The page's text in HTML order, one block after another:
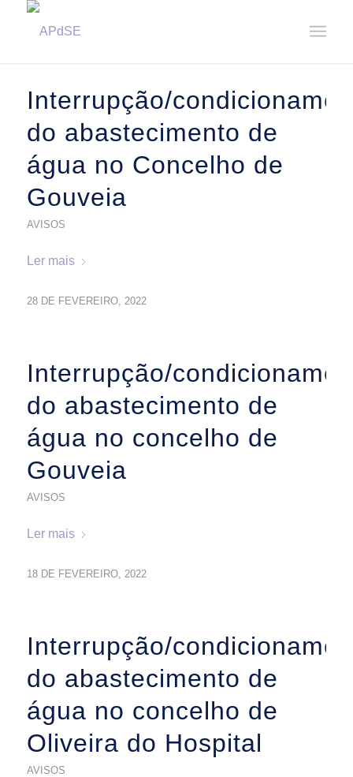
Interrupção/
do abastecimento de
água no Concelho de
Gouveia
AVISOS
Ler mais
28 DE FEVEREIRO, 2022
Interrupção/
do abastecimento de
água no concelho de
Gouveia
AVISOS
Ler mais
18 DE FEVEREIRO, 2022
Interrupção/
do abastecimento de
água no concelho de
Oliveira do Hospital
AVISOS